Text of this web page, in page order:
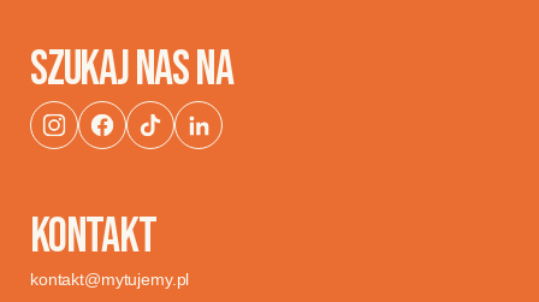
SZUKAJ NAS NA
KONTAKT
kontakt@mytujemy.pl